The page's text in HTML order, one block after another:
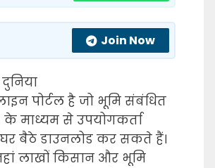
Join Now
पोर्टल है जो भूमि संबंधित
के माध्यम से उपयोगकर्ता
बैठे डाउनलोड कर सकते हैं।
लाखों किसान और भूमि